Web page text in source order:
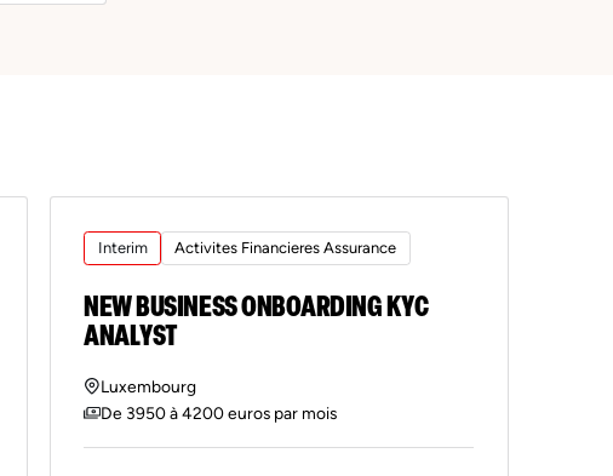
Interim Activites Financieres Assurance
NEW BUSINESS ONBOARDING KYC
ANALYST
Luxembourg
De 3950 à 4200 euros par mois